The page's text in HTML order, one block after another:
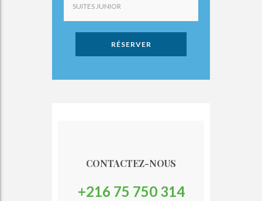
RÉSERVER
CONTACTEZ-NOUS
+216 75 750 314